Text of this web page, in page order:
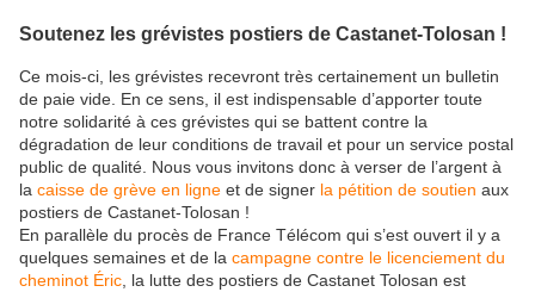
Soutenez les grévistes postiers de Castanet-Tolosan !
Ce mois-ci, les grévistes recevront très certainement un bulletin
de paie vide. En ce sens, il est indispensable d’apporter toute
notre solidarité à ces grévistes qui se battent contre la
dégradation de leur conditions de travail et pour un service postal
public de qualité. Nous vous invitons donc à verser de l’argent à
la caisse de grève en ligne et de signer la pétition de soutien aux
postiers de Castanet-Tolosan !
En parallèle du procès de France Télécom qui s’est ouvert il y a
quelques semaines et de la campagne contre le licenciement du
cheminot Éric , la lutte des postiers de Castanet Tolosan est